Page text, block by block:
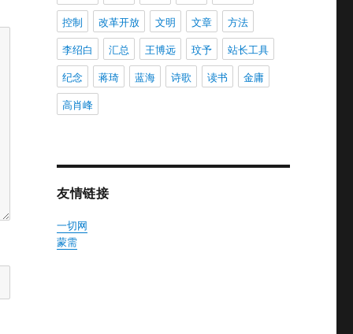
控制
改革开放 文明 文章
方法
李绍白
汇总 王博远 玟予
站长工具
纪念
蒋琦 蓝海 诗歌 读书
金庸
高肖峰
友情链接
一切网
蒙需